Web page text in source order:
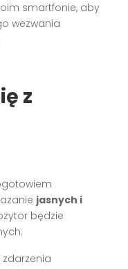
smartfonie, aby
wezwania
z
jasnych i
będzie
zdarzenia